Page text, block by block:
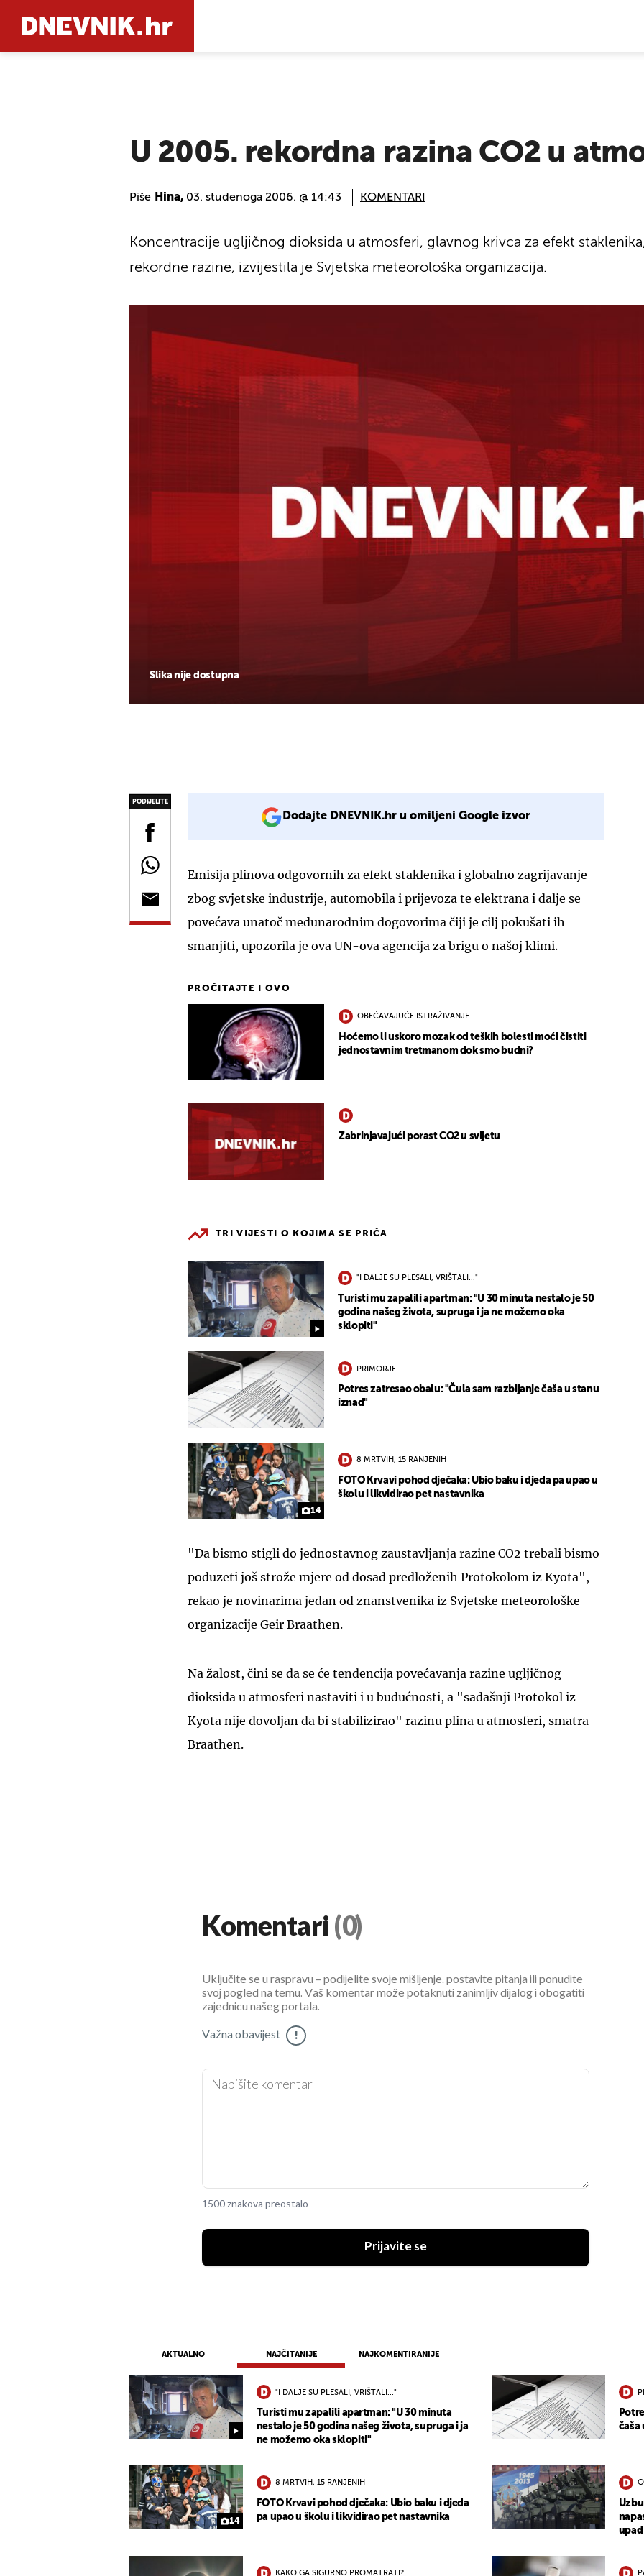
U 2005. rekordna razina CO2 u
Piše Hina, 03. studenoga 2006. @ 14:43 KOMENTARI
Slika nije dostupna
Koncentracije ugljičnog dioksida u atmosferi, glavnog krivca za efekt
rekordne razine, izvijestila je Svjetska meteorološka organizacija.
PODIJELITE
Dodajte DNEVNIK.hr u omiljeni Google izvor
Emisija plinova odgovornih za efekt staklenika i globalno zagrijavanje
zbog svjetske industrije, automobila i prijevoza te elektrana i dalje se
povećava unatoč međunarodnim dogovorima čiji je cilj pokušati ih
smanjiti, upozorila je ova UN-ova agencija za brigu o našoj klimi.
PROČITAJTE I OVO
OBEĆAVAJUĆE ISTRAŽIVANJE
Hoćemo li uskoro mozak od teških bolesti moći čistiti
jednostavnim tretmanom dok smo budni?
Zabrinjavajući porast CO2 u svijetu
TRI VIJESTI O KOJIMA SE PRIČA
"I DALJE SU PLESALI, VRIŠTALI..."
Turisti mu zapalili apartman: "U 30 minuta nestalo je 50
godina našeg života, supruga i ja ne možemo oka
sklopiti"
PRIMORJE
Potres zatresao obalu: "Čula sam razbijanje čaša u stanu
iznad"
14
8 MRTVIH, 15 RANJENIH
FOTO Krvavi pohod dječaka: Ubio baku i djeda pa upao u
školu i likvidirao pet nastavnika
"Da bismo stigli do jednostavnog zaustavljanja razine CO2 trebali bismo
poduzeti još strože mjere od dosad predloženih Protokolom iz Kyota",
rekao je novinarima jedan od znanstvenika iz Svjetske meteorološke
organizacije Geir Braathen.
Na žalost, čini se da se će tendencija povećavanja razine ugljičnog
dioksida u atmosferi nastaviti i u budućnosti, a "sadašnji Protokol iz
Kyota nije dovoljan da bi stabilizirao" razinu plina u atmosferi, smatra
Braathen.
Komentari (0)
Uključite se u raspravu – podijelite svoje mišljenje, postavite pitanja ili ponudite
svoj pogled na temu. Vaš komentar može potaknuti zanimljiv dijalog i obogatiti
zajednicu našeg portala.
Važna obavijest !
1500 znakova preostalo
Prijavite se
AKTUALNO NAJČITANIJE NAJKOMENTIRANIJE
"I DALJE SU PLESALI, VRIŠTALI..."
Turisti mu zapalili apartman: "U 30 minuta
nestalo je 50 godina našeg života, supruga i ja
ne možemo oka sklopiti"
čaša
14
8 MRTVIH, 15 RANJENIH
FOTO Krvavi pohod dječaka: Ubio baku i djeda
pa upao u školu i likvidirao pet nastavnika
upad
KAKO GA SIGURNO PROMATRATI?
UKLJUČITE NOTIFIKACIJE